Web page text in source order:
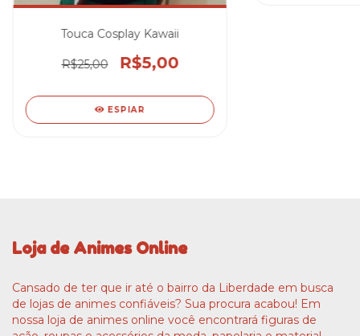
Touca Cosplay Kawaii
R$25,00 R$5,00
ESPIAR
Loja de Animes Online
Cansado de ter que ir até o bairro da Liberdade em busca
de lojas de animes confiáveis? Sua procura acabou! Em
nossa loja de animes online você encontrará figuras de